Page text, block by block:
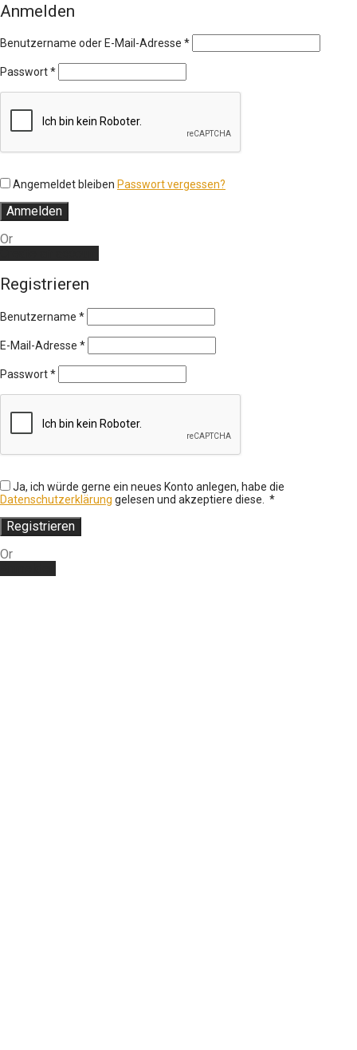
Anmelden
Benutzername oder E-Mail-Adresse *Erforderlich
Passwort*Erforderlich
Angemeldet bleiben Passwort vergessen?
Anmelden
Or
Registrieren
Benutzername *
E-Mail-Adresse *
Passwort*
Ja, ich würde gerne ein neues Konto anlegen, habe die
Datenschutzerklärung gelesen und akzeptiere diese. *Erforderlich
Registrieren
Or